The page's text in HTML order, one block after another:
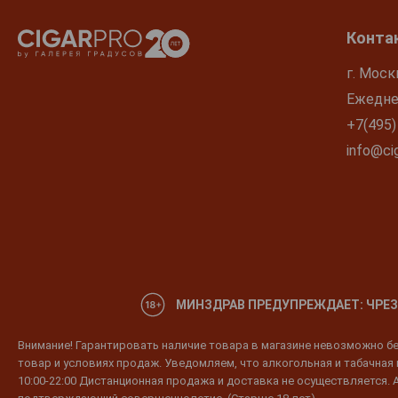
Stortebeker
Uberbrau
г.
МИНЗДРАВ ПРЕДУПРЕЖДАЕТ:
Внимание! Гарантировать наличие товара в магазине невозможно
товар и условиях продаж. Уведомляем, что алкогольная и
10:00-22:00 Дистанционная продажа и доставка не